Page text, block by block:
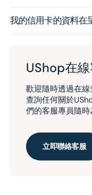
我的信用卡的資料在
UShop在
歡迎隨時透過在
查詢任何關於
們的客服專員隨時
立即聯絡客服